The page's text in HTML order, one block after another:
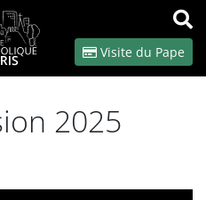
OK
Visite du Pape
2025